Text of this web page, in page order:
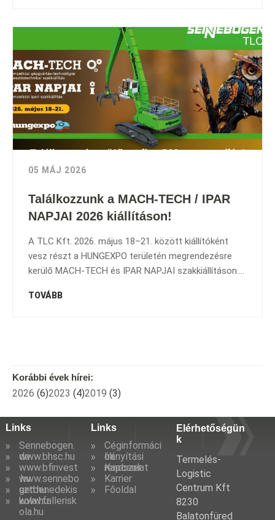
05 MÁJ 2026
Találkozzunk a MACH-TECH / IPAR
NAPJAI 2026 kiállításon!
A TLC Kft. 2026. május 18–21. között kiállítóként
vesz részt a HUNGEXPO területén megrendezésre
kerülő MACH-TECH és IPAR NAPJAI szakkiállításon....
TOVÁBB
Korábbi évek hírei:
2026 (6)2023 (4)2019 (3)
Links
Sennebogen.
de
www.bhsc.hu
www.bfinvest
.hu
www.sennebo
gen.hu
sztbenedekis
kola.hu
www.fallerisk
ola.hu
Links
Céginformáci
ók
Irányítási
rendszer
Kapcsolat
Karrier
Főoldal
Elérhetőségün
k
Termelés-
Logistic
Centrum Kft
8230
Balatonfüred